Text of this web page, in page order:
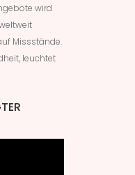
wird
Missstände.
leuchtet